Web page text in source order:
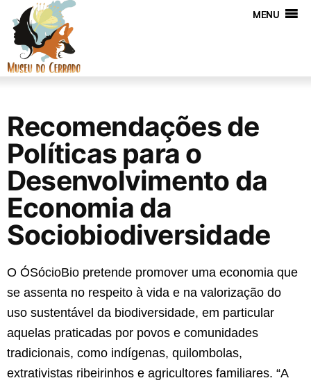
MENU
Recomendações de
Políticas para o
Desenvolvimento da
Economia da
Sociobiodiversidade
O ÓSócioBio pretende promover uma economia que
se assenta no respeito à vida e na valorização do
uso sustentável da biodiversidade, em particular
aquelas praticadas por povos e comunidades
tradicionais, como indígenas, quilombolas,
extrativistas ribeirinhos e agricultores familiares. “A